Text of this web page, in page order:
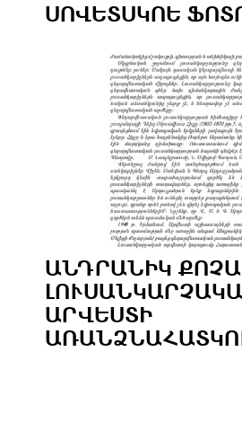
ՍՈՎԵՏՍԿՈԵ
ԱՆԴՐԱՆԻԿ
ԱՐՎԵՍՏԻ